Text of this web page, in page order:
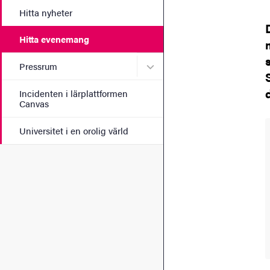
Hitta nyheter
Hitta evenemang
Pressrum Undermeny för Pressrum
Incidenten i lärplattformen
Canvas
Universitet i en orolig värld